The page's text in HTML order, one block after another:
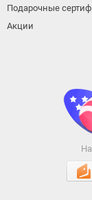
Подарочные
Акции